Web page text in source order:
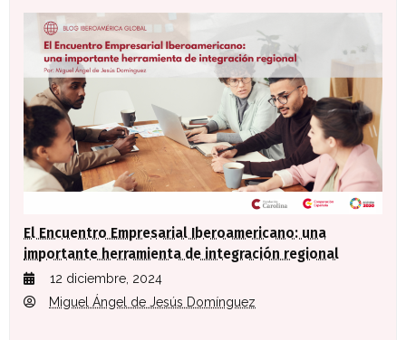
El Encuentro Empresarial Iberoamericano: una
importante herramienta de integración regional
12 diciembre, 2024
Miguel Ángel de Jesús Domínguez